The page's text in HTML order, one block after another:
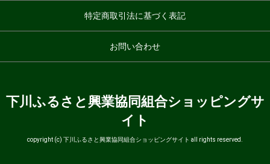
特定商取引法に基づく表記
お問い合わせ
下川ふるさと興業協同組合ショッピングサ
イト
copyright (c) 下川ふるさと興業協同組合ショッピングサイト all rights reserved.